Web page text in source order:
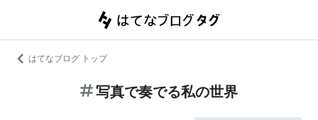
はてなブログ トップ
写真で奏でる私の世界